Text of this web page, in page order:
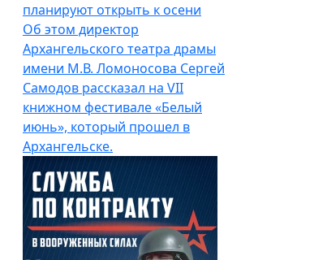
планируют открыть к осени
Об этом директор
Архангельского театра драмы
имени М.В. Ломоносова Сергей
Самодов рассказал на VII
книжном фестивале «Белый
июнь», который прошел в
Архангельске.